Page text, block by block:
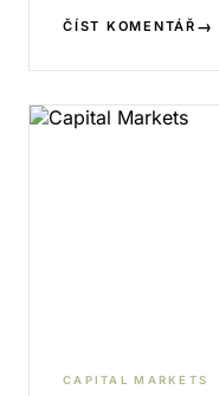
ČÍST KOMENTÁŘ →
CAPITAL MARKETS